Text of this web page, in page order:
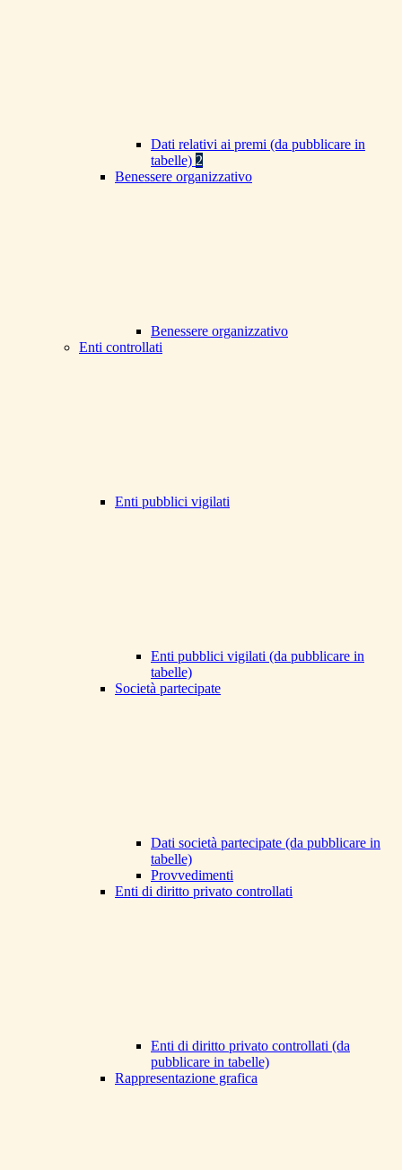
Dati relativi ai premi (da pubblicare in
tabelle) 2
Benessere organizzativo
Benessere organizzativo
Enti controllati
Enti pubblici vigilati
Enti pubblici vigilati (da pubblicare in
tabelle)
Società partecipate
Dati società partecipate (da pubblicare in
tabelle)
Provvedimenti
Enti di diritto privato controllati
Enti di diritto privato controllati (da
pubblicare in tabelle)
Rappresentazione grafica